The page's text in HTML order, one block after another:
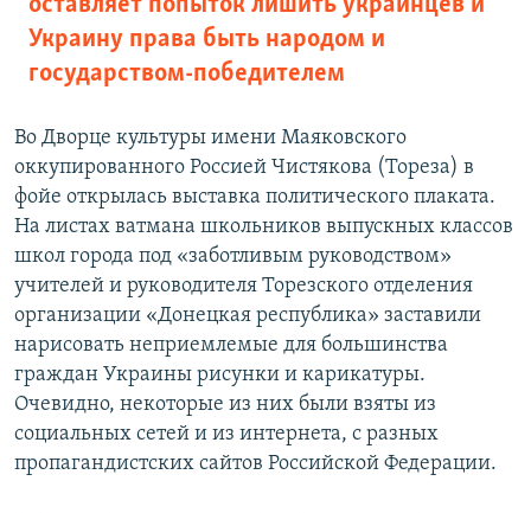
оставляет попыток лишить украинцев и
Украину права быть народом и
государством-победителем
Во Дворце культуры имени Маяковского
оккупированного Россией Чистякова (Тореза) в
фойе открылась выставка политического плаката.
На листах ватмана школьников выпускных классов
школ города под «заботливым руководством»
учителей и руководителя Торезского отделения
организации «Донецкая республика» заставили
нарисовать неприемлемые для большинства
граждан Украины рисунки и карикатуры.
Очевидно, некоторые из них были взяты из
социальных сетей и из интернета, с разных
пропагандистских сайтов Российской Федерации.